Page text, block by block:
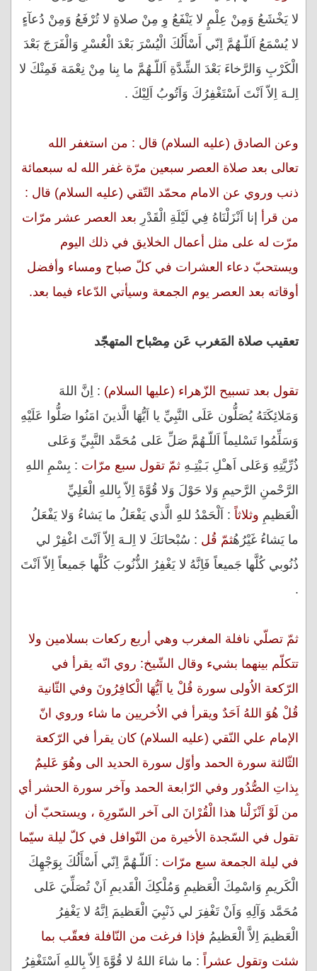
لا يَخْشَعُ وَمِنْ عِلْمٍ لا يَنْفَعُ وِ مِنْ صلاةٍ لا تُرْفَعُ وَمِنْ دُعآءٍ
لا يُسْمَعُ اَللّـهُمَّ اِنّي أَسْأَلُكَ الْيُسْرَ بَعْدَ الْعُسْرِ وَالْفَرَجَ بَعْدَ
الْكَرْبِ وَالرَّخاءَ بَعْدَ الشِّدَّةِ اَللّـهُمَّ ما بِنا مِنْ نِعْمَة فَمِنْكَ لا
اِلـهَ اِلاّ اَنْتَ اَسْتَغْفِرُكَ وَاَتُوبُ اَلِيْكَ .
وعن الصادق (عليه السلام) قال : من استغفر الله
تعالى بعد صلاة العصر سبعين مرّة غفر الله له سبعمائة
ذنب وروي عن الامام محمّد التّقي (عليه السلام) قال :
من قرأ
إنا اَنْزَلْنَاهُ فِي لَيْلَةِ الْقَدْرِ بعد العصر عشر مرّات
مرّت له على مثل أعمال الخلايق في ذلك اليوم
ويستحبّ دعاء العشرات في كلّ صباح ومساء وأفضل
أوقاته بعد العصر يوم الجمعة وسيأتي الدّعاء فيما بعد.
تعقيب صلاة المَغرب عَن مِصْباح المتهجّد
تقول بعد تسبيح الزّهراء (عليها السلام) : اِنَّ اللهَ
وَمَلائِكَتَهُ يُصَلُّون عَلَى النَّبِيِّ يا اَيُّهَا الَّذينَ امَنُوا صَلُّوا عَلَيْهِ
وَسَلِّمُوا تَسْليماً اَللّـهُمَّ صَلِّ عَلى مُحَمَّد النَّبِيِّ وَعَلى
ذُرِّيَّتِهِ وَعَلى اَهـْلِ بَـيْتِـهِ ثمّ تقول سبع مرّات : بِسْمِ اللهِ
الرَّحْمنِ الرَّحيمِ وَلا حَوْلَ وَلا قُوَّةَ اِلاّ بِاللهِ الْعَلِيِّ
الْعَظيمِ وثلاثا ً : اَلْحَمْدُ للهِِ الَّذي يَفْعَلُ ما يَشاءُ وَلا يَفْعَلُ
ما يَشاءُ غَيْرُهُثمّ قُل : سُبْحانَكَ لا اِلـهَ اِلاّ اَنْتَ اغْفِرْ لي
ذُنُوبي كُلَّها جَميعاً فَاِنَّهُ لا يَغْفِرُ الذُّنُوبَ كُلَّها جَميعاً اِلاّ اَنْتَ
.
ثمّ تصلّي نافلة المغرب وهي أربع ركعات بسلامين ولا
تتكلّم بينهما بشيء وقال الشّيخ: روي انّه يقرأ في
الرّكعة الاُولى سورة قُلْ يا اَيُّهَا الْكافِرُونَ وفي الثّانية
قُلْ هُوَ اللهُ اَحَدٌ ويقرأ في الاُخريين ما شاء وروي انّ
الإمام علي النّقي (عليه السلام) كان يقرأ في الرّكعة
الثّالثة سورة الحمد وأوّل سورة الحديد الى وهُوَ عَليمٌ
بِذاتِ الصُّدُور وفي الرّابعة الحمد وآخر سورة الحشر أي
من لَوْ اَنْزَلْنا هذا الْقُرْانَ الى آخر السّورِة ، ويستحبّ أن
تقول في السّجدة الأخيرة من النّوافل في كلّ ليلة سيّما
في ليلة الجمعة سبع مرّات : اَللّـهُمَّ اِنّي أَسْأَلُكَ بِوَجْهِكَ
الْكَريمِ وَاسْمِكَ الْعَظيمِ وَمُلْكِكَ الْقَديمِ اَنْ تُصَلِّيَ عَلى
مُحَمَّد وَآلِهِ وَاَنْ تَغْفِرَ لي ذَنْبِيَ الْعَظيمَ اِنَّهُ لا يَغْفِرُ
الْعَظيمَ اِلاَّ الْعَظيمُ فإذا فرغت من النّافلة فعقّب بما
شئت وتقول عشراً
: ما شاءَ اللهُ لا قُوَّةَ اِلاّ بِاللهِ اَسْتَغْفِرُ